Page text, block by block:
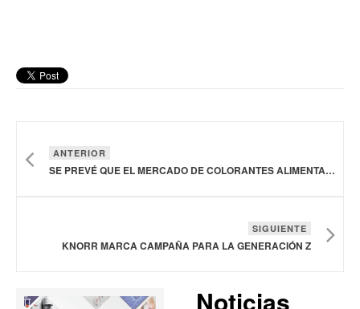
ANTERIOR
SE PREVÉ QUE EL MERCADO DE COLORANTES ALIMENTARIOS NATURALES ALCANCE LOS 4,030 MDD EN 2035
SIGUIENTE
KNORR MARCA CAMPAÑA PARA LA GENERACIÓN Z
Noticias